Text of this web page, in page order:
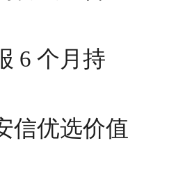
6 个月持
信优选价值